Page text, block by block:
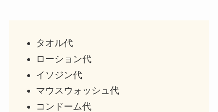
タオル代
ローション代
イソジン代
マウスウォッシュ代
コンドーム代